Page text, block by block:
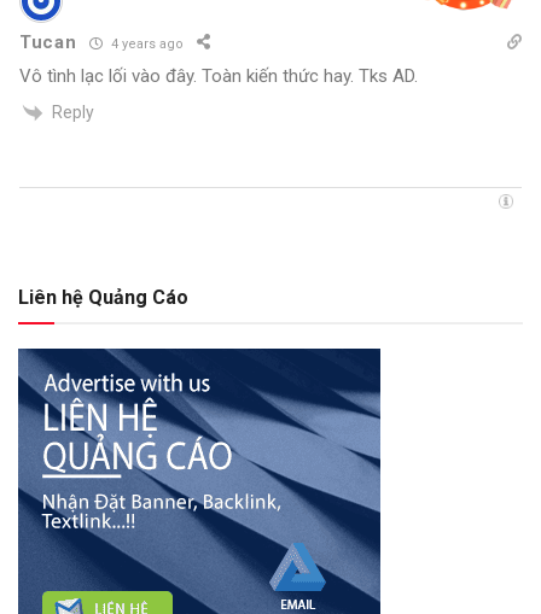
Tucan 4 years ago
Vô tình lạc lối vào đây. Toàn kiến thức hay. Tks AD.
Reply
Liên hệ Quảng Cáo